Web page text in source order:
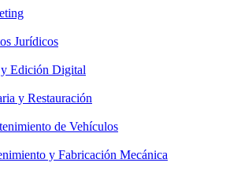
Jurídicos
Edición Digital
y Restauración
de Vehículos
y Fabricación Mecánica